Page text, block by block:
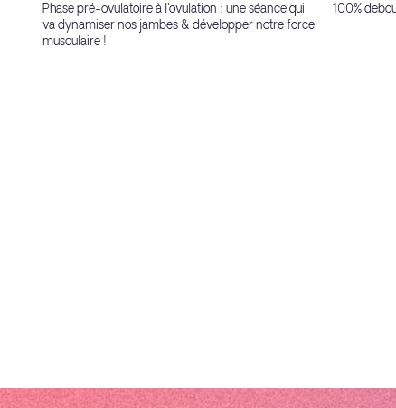
Phase pré-ovulatoire à l'ovulation : une séance qui
va dynamiser nos jambes & développer notre force
musculaire !
100%